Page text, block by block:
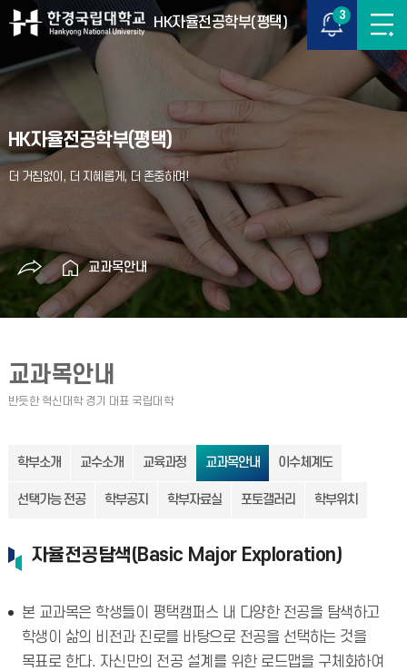
HK자율전공학부(평택) 3
HK자율전공학부(평택)
교과목안내
교과목안내
학부소개 교수소개 교육과정 교과목안내 이수체계도
선택가능 전공 학부공지 학부자료실 포토갤러리 학부위치
자율전공탐색(Basic Major Exploration)
본 교과목은 학생들이 평택캠퍼스 내 다양한 전공을 탐색하고
학생이 삶의 비전과 진로를 바탕으로 전공을 선택하는 것을
목표로 한다. 자신만의 전공 설계를 위한 로드맵을 구체화하여